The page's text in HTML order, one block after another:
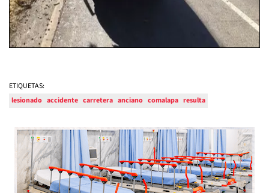
ETIQUETAS:
lesionado accidente carretera anciano comalapa resulta